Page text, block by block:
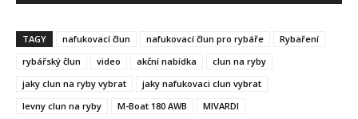
TAGY nafukovací člun nafukovací člun pro rybáře
Rybaření
rybářský člun
video akční nabídka
clun na ryby
jaky clun na ryby vybrat
jaky nafukovaci clun vybrat
levny clun na ryby
M-Boat 180 AWB MIVARDI